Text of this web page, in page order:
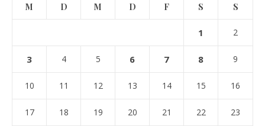
M D M D F S S
1 2
3 4 5 6 7 8 9
10 11 12 13 14 15 16
17 18 19 20 21 22 23